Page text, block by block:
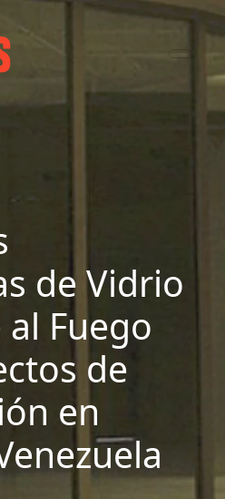
de Vidrio
Fuego
de
en